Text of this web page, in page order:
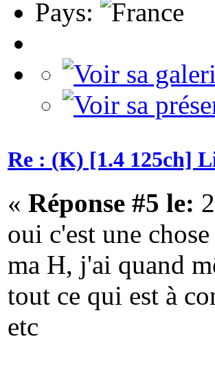
Pays:
Re : (K) [1.4 125ch]
« Réponse #5 le:
oui c'est une
ma H, j'ai quand
tout ce qui est à
etc